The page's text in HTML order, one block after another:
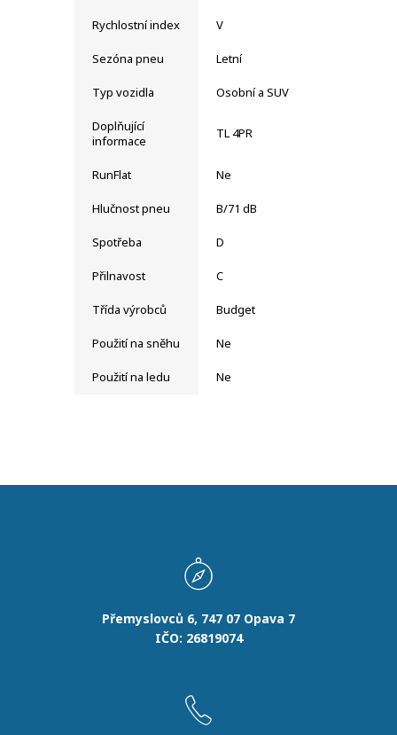
Rychlostní index V
Sezóna pneu Letní
Typ vozidla Osobní a SUV
Doplňující
informace
TL 4PR
RunFlat Ne
Hlučnost pneu B/71 dB
Spotřeba D
Přilnavost C
Třída výrobců Budget
Použití na sněhu Ne
Použití na ledu Ne
Přemyslovců 6, 747 07 Opava 7
IČO: 26819074